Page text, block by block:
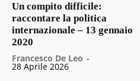
Un compito difficile:
raccontare la politica
internazionale – 13 gennaio
2020
Francesco De Leo -
28 Aprile 2026